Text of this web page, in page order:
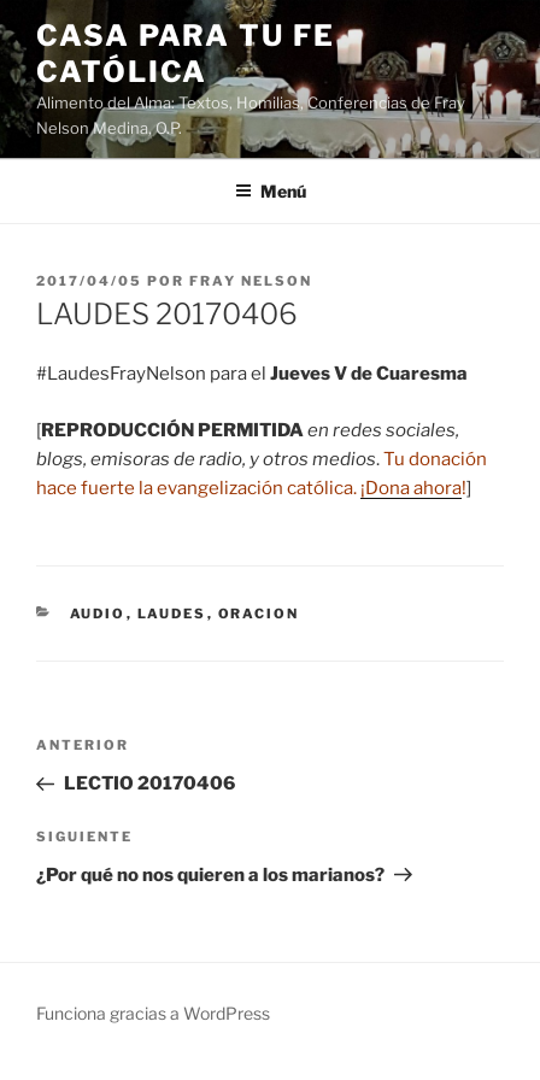
Saltar
al
contenido
CASA PARA TU FE
CATÓLICA
Alimento del Alma: Textos, Homilias, Conferencias de Fray
Nelson Medina, O.P.
Menú
PUBLICADO
EL
2017/04/05 POR FRAY NELSON
LAUDES 20170406
#LaudesFrayNelson para el Jueves V de Cuaresma
[REPRODUCCIÓN PERMITIDAen redes sociales,
blogs, emisoras de radio, y otros medios.Tu donación
hace fuerte la evangelización católica. ¡Dona ahora!]
CATEGORÍAS
AUDIO , LAUDES , ORACION
Navegación
entradas
Entrada
anterior:
ANTERIOR
LECTIO 20170406
Siguiente
entrada
SIGUIENTE
¿Por qué no nos quieren a los marianos?
Funciona gracias a WordPress